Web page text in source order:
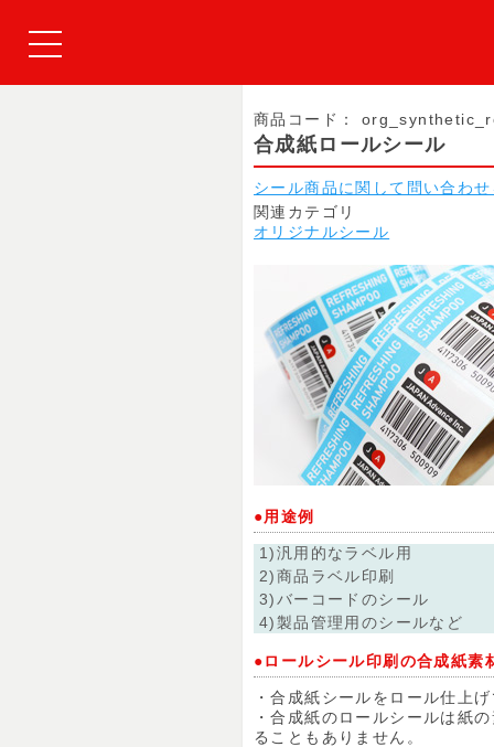
商品コード：
合成紙ロールシール
シール商品に関して問い合わ
関連カテゴリ
オリジナルシール
●用途例
1)汎用的なラベル用
2)商品ラベル印刷
3)バーコードのシール
4)製品管理用のシールなど
●ロールシール印刷の合成紙素
・合成紙シールをロール仕上
・合成紙のロールシールは紙
ることもありません。